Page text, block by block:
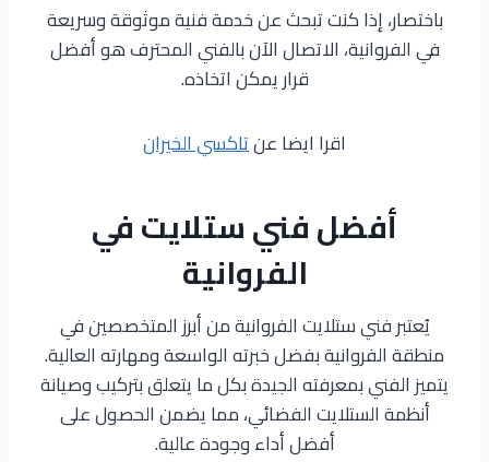
باختصار، إذا كنت تبحث عن خدمة فنية موثوقة وسريعة
في الفروانية، الاتصال الآن بالفني المحترف هو أفضل
قرار يمكن اتخاذه.
اقرا ايضا عنتاكسي الخيران
أفضل فني ستلايت في
الفروانية
يُعتبر فني ستلايت الفروانية من أبرز المتخصصين في
منطقة الفروانية بفضل خبرته الواسعة ومهارته العالية.
يتميز الفني بمعرفته الجيدة بكل ما يتعلق بتركيب وصيانة
أنظمة الستلايت الفضائي، مما يضمن الحصول على
أفضل أداء وجودة عالية.